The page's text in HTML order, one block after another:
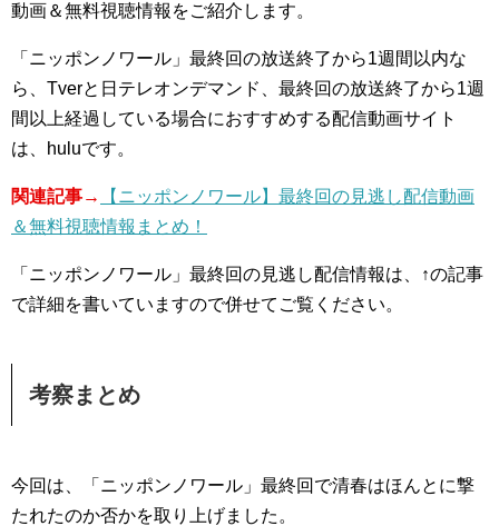
動画＆無料視聴情報をご紹介します。
「ニッポンノワール」最終回の放送終了から1週間以内な
ら、Tverと日テレオンデマンド、最終回の放送終了から1週
間以上経過している場合におすすめする配信動画サイト
は、huluです。
関連記事→
【ニッポンノワール】最終回の見逃し配信動画
＆無料視聴情報まとめ！
「ニッポンノワール」最終回の見逃し配信情報は、↑の記事
で詳細を書いていますので併せてご覧ください。
考察まとめ
今回は、「ニッポンノワール」最終回で清春はほんとに撃
たれたのか否かを取り上げました。